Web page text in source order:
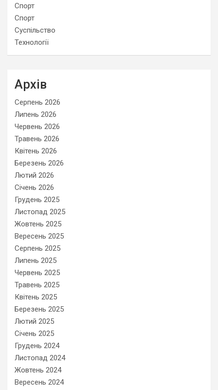
Спорт
Спорт
Суспільство
Технології
Архів
Серпень 2026
Липень 2026
Червень 2026
Травень 2026
Квітень 2026
Березень 2026
Лютий 2026
Січень 2026
Грудень 2025
Листопад 2025
Жовтень 2025
Вересень 2025
Серпень 2025
Липень 2025
Червень 2025
Травень 2025
Квітень 2025
Березень 2025
Лютий 2025
Січень 2025
Грудень 2024
Листопад 2024
Жовтень 2024
Вересень 2024